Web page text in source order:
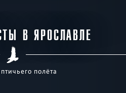
В ЯРОСЛАВЛЕ
полёта